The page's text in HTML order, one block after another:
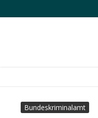
Bundeskriminalamt